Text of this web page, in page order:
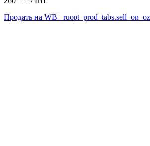
Продать на WB